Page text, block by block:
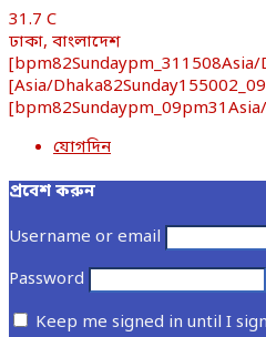
31.7 C
ঢাকা, বাংলাদেশ
[bpm82Sundaypm_311508Asia/
[Asia/
[bpm82Sundaypm_09pm31Asia/
যোগদিন
প্রবেশ করুন
Username or email
Password
Keep me signed in until I